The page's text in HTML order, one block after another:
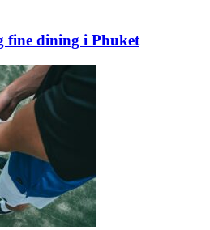
fine dining i Phuket